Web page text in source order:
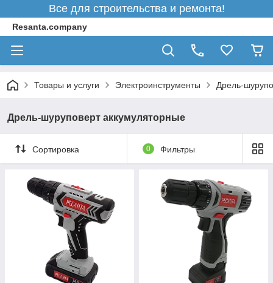
Все для строительства и ремонта!
Resanta.company
Товары и услуги Электроинструменты Дрель-
Дрель-шуруповерт аккумуляторные
Сортировка 0 Фильтры